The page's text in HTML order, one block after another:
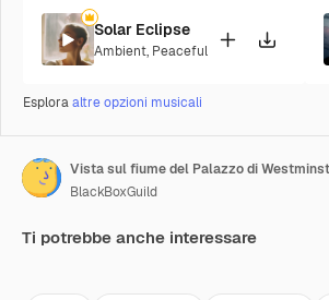
Solar Eclipse
Ambient, Peaceful
Esploraaltre opzioni musicali
BlackBoxGuild
Ti potrebbe anche interessare